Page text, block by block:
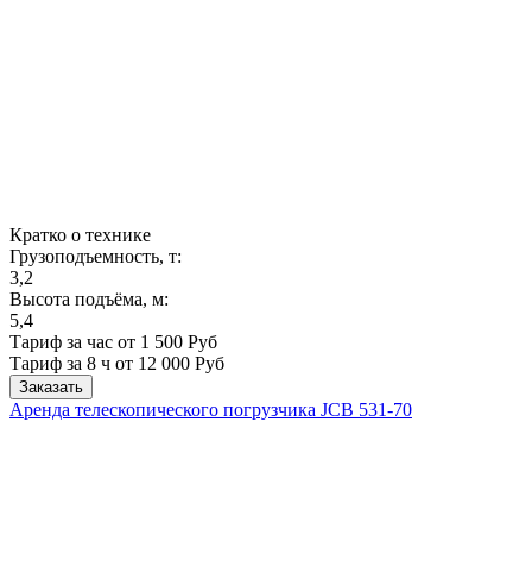
Кратко о технике
Грузоподъемность, т:
3,2
Высота подъёма, м:
5,4
Тариф за час от 1 500 Руб
Тариф за 8 ч от 12 000 Руб
Заказать
Аренда телескопического погрузчика JCB 531-70